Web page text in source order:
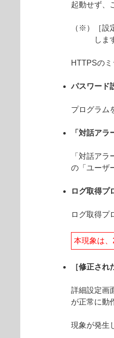
起動せず、
（※）［設
しま
HTTPSの
パスワード
プログラム
「対話ア
「対話ア
の「ユーザ
ログ取得プ
ログ取得プ
本現象は
［修正さ
詳細設定画
が正常に動
現象が発生